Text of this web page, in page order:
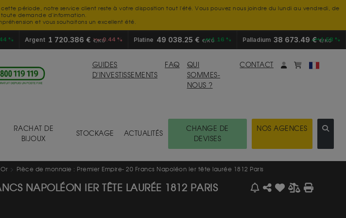
période, notre service client reste à votre disposition tout l'été. Vous pouvez nous joindre du lundi au vendredi, de
toute demande d'information.
et vous souhaitons un excellent été.
% Argent 1 720.386 € €/KG-0.44 % Platine 49 038.25 € €/KG+1.16 % Palladium 38 673.49 €€/KG
+1.58 %
GUIDES
D'INVESTISSEMENTS
FAQ
QUI
SOMMES-
NOUS ?
CONTACT Mon compte
monpanier
RACHAT DE
BIJOUX
STOCKAGE ACTUALITÉS
CHANGE DE
DEVISES
NOS AGENCES
Pièce de monnaie : Premier Empire- 20 Francs Napoléon Ier tête laurée 1812 Paris
NAPOLÉON IER TÊTE LAURÉE 1812 PARIS